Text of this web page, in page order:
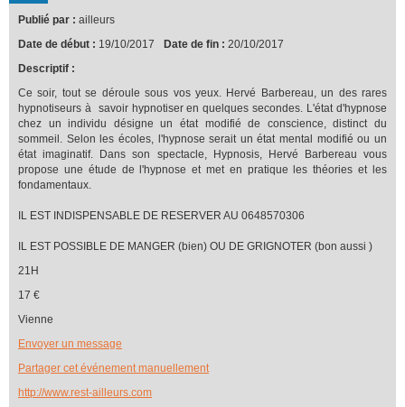
Publié par : ailleurs
Date de début : 19/10/2017 Date de fin : 20/10/2017
Descriptif :
Ce soir, tout se déroule sous vos yeux. Hervé Barbereau, un des rares
hypnotiseurs à savoir hypnotiser en quelques secondes. L'état d'hypnose
chez un individu désigne un état modifié de conscience, distinct du
sommeil. Selon les écoles, l'hypnose serait un état mental modifié ou un
état imaginatif. Dans son spectacle, Hypnosis, Hervé Barbereau vous
propose une étude de l'hypnose et met en pratique les théories et les
fondamentaux.
IL EST INDISPENSABLE DE RESERVER AU 0648570306
IL EST POSSIBLE DE MANGER (bien) OU DE GRIGNOTER (bon aussi )
21H
17 €
Vienne
Envoyer un message
Partager cet événement manuellement
http://www.rest-ailleurs.com